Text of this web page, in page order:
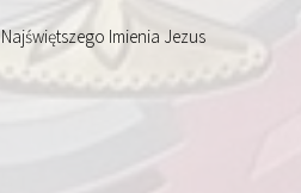
Imienia Jezus